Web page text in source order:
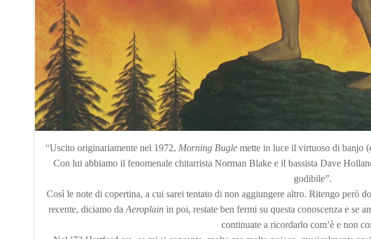
“Uscito originariamente nel 1972, Morning Buglemette in luce il virtuoso di banjo
Con lui abbiamo il fenomenale chitarrista Norman Blake e il bassista Dave
godibile”.
Così le note di copertina, a cui sarei tentato di non aggiungere altro. Ritengo però
recente, diciamo da Aeroplainin poi, restate ben fermi su questa conoscenza e se
continuate a ricordarlo com’è e non